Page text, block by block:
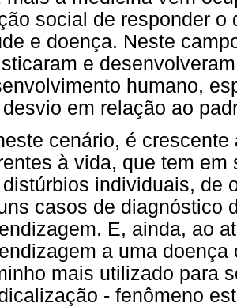
social de responder o
e doença. Neste
e
humano,
em relação ao
cenário, é
à vida, que tem
individuais, de
casos de diagnóstico
E, ainda, ao
a uma
mais utilizado para
- fenômeno